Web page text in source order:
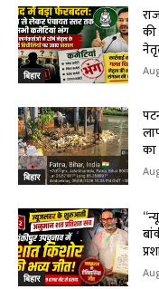
बिहार
बिहार
का
बिहार